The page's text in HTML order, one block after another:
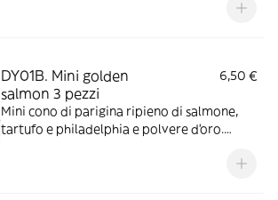
Glutine/Pesce/Latte/Tobiko/Soia/Senape
DY01B. Mini golden
salmon 3 pezzi
6,50 €
Mini cono di parigina ripieno di salmone,
tartufo e philadelphia e polvere d'oro.
Glutine/Pesce/Latte/uova/Soia/Senape